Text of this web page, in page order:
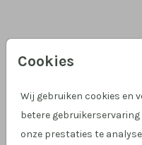
Cookies
Wij gebruiken cookies en
betere gebruikerservaring
onze prestaties te
Berry 12 x 18
Aantal